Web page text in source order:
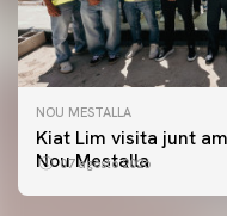
NOU MESTALLA
Kiat Lim visita junt
Nou Mestalla
07 agosto 2026